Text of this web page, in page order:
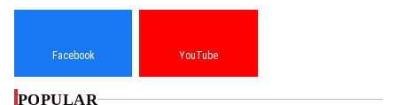
Facebook YouTube
POPULAR